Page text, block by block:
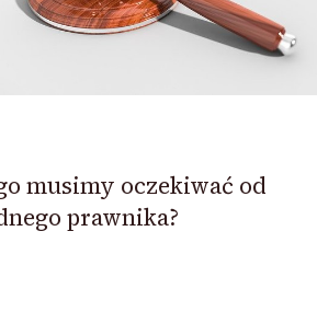
musimy oczekiwać od
prawnika?